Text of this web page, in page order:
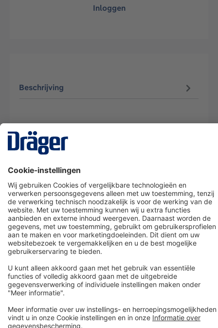
Inloggen
Beschrijving
Dräger klantenservice
Over Dräger
Bestellen in onze webshop
Community